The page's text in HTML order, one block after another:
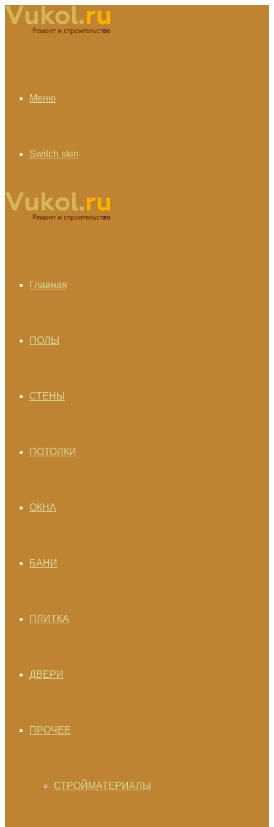
Меню
Switch skin
Главная
ПОЛЫ
СТЕНЫ
ПОТОЛКИ
ОКНА
БАНИ
ПЛИТКА
ДВЕРИ
ПРОЧЕЕ
СТРОЙМАТЕРИАЛЫ